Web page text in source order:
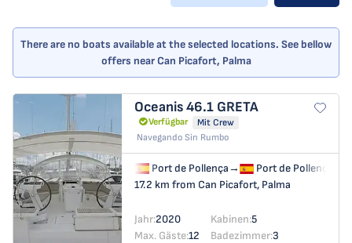
There are no boats available at the selected locations. See bellow
offers near Can Picafort, Palma
Oceanis 46.1 GRETA
Verfügbar
Mit Crew
Navegando Sin Rumbo
Port de Pollença→
Port de Pollença
17.2 km from Can Picafort, Palma
Jahr:2020 Kabinen:5
Max. Gäste:12 Badezimmer:3